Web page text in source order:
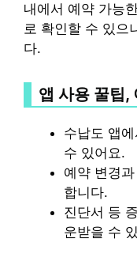
내에서 예약 가능
로 확인할 수 있으
다.
앱 사용 꿀팁,
수납도 앱
수 있어요.
예약 변경
합니다.
진단서 등
운받을 수